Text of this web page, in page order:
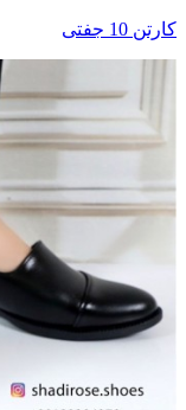
کارتن 10 جفتی